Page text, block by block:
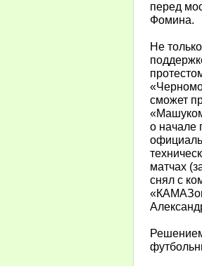
перед
Фомина.
Не
сможет
о начале
матчах
снял с